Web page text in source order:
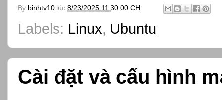
By binhtv10 lúc 8/23/2025 11:30:00 CH
Labels: Linux, Ubuntu
Cài đặt và cấu hình